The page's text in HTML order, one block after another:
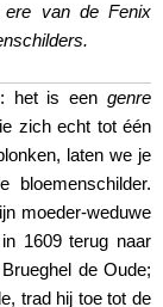
ere van de Fenix
het is een genre
zich echt tot één
laten we je
bloemenschilder.
moeder-weduwe
1609 terug naar
de Oude;
trad hij toe tot de